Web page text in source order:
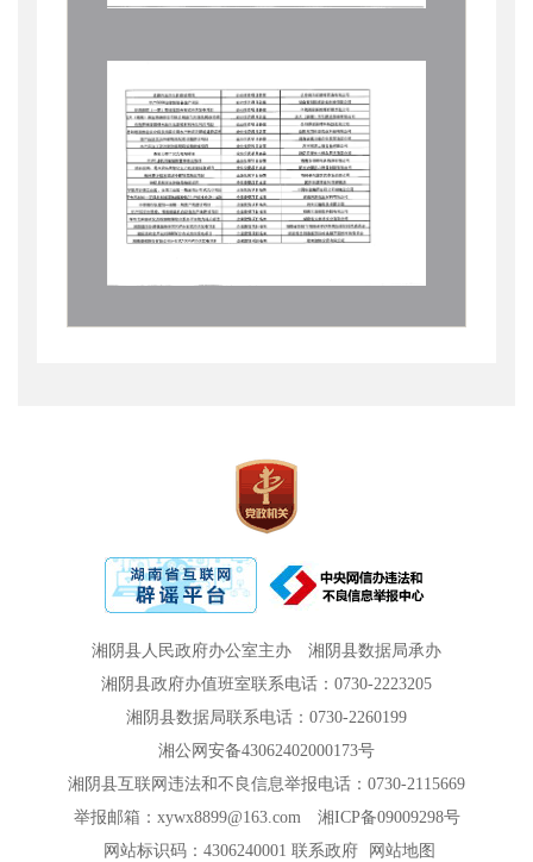
湘阴县人民政府办公室主办
湘阴县数据局承办
湘阴县政府办值班室联系电话：0730-2223205
湘阴县数据局联系电话：0730-2260199
湘公网安备43062402000173号
湘阴县互联网违法和不良信息举报电话：0730-2115669
举报邮箱：xywx8899@163.com
湘ICP备09009298号
网站标识码：4306240001 联系政府 网站地图